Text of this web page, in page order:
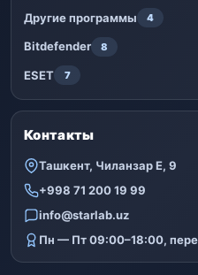
Другие программы 4
Bitdefender 8
ESET 7
Контакты
Ташкент, Чиланзар Е, 9
+998 71 200 19 99
info@starlab.uz
Пн — Пт 09:00–18:00,